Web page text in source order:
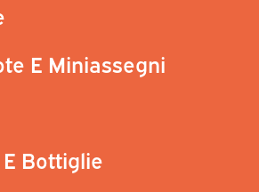
E Miniassegni
Bottiglie